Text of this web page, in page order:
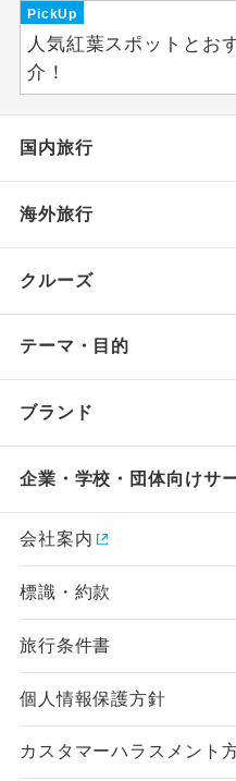
PickUp
人気紅葉スポットとお
介！
国内旅行
海外旅行
クルーズ
テーマ・目的
ブランド
企業・学校・団体向けサ
会社案内
標識・約款
旅行条件書
個人情報保護方針
カスタマーハラスメント